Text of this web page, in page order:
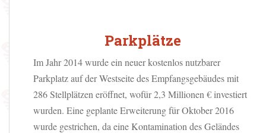
Parkplätze
Im Jahr 2014 wurde ein neuer kostenlos nutzbarer
Parkplatz auf der Westseite des Empfangsgebäudes mit
286 Stellplätzen eröffnet, wofür 2,3 Millionen € investiert
wurden. Eine geplante Erweiterung für Oktober 2016
wurde gestrichen, da eine Kontamination des Geländes